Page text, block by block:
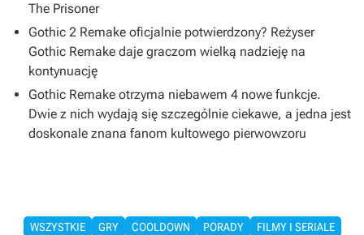
The Prisoner
Gothic 2 Remake oficjalnie potwierdzony? Reżyser
Gothic Remake daje graczom wielką nadzieję na
kontynuację
Gothic Remake otrzyma niebawem 4 nowe funkcje.
Dwie z nich wydają się szczególnie ciekawe, a jedna jest
doskonale znana fanom kultowego pierwowzoru
WSZYSTKIE GRY COOLDOWN PORADY
FILMY I SERIALE